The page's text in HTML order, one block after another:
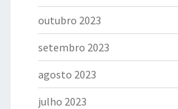
outubro 2023
setembro 2023
agosto 2023
julho 2023